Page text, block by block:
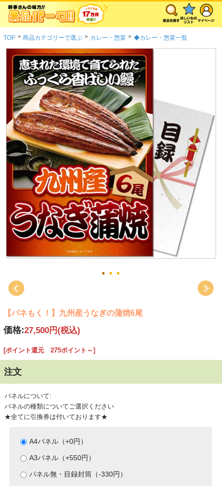
TOP > 商品カテゴリーで選ぶ > カレー・惣菜 > ◆カレー・惣菜一覧
【パネもく！】九州産うなぎの蒲焼6尾
価格:27,500円(税込)
[ポイント還元 275ポイント～]
注文
パネルについて:
パネルの種類についてご選択ください
★全てに引換券は付いております★
A4パネル（+0円）
A3パネル（+550円）
パネル無・目録封筒（-330円）